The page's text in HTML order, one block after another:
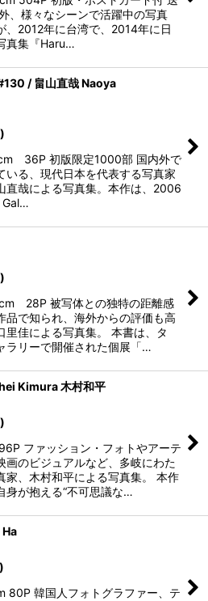
、様々なシーンで活躍中の写真
、2012年に台湾で、2014年に日
真集『Haru…
/ 畠山直哉 Naoya
36P 初版限定1000部 国内外で
いる、現代日本を代表する写真家
直哉による写真集。本作は、2006
Gal…
28P 被写体との独特の距離感
品で知られ、海外からの評価も高
里佳による写真集。 本書は、タ
ラリーで開催された個展「…
Kimura 木村和平
ファッション・フォトやアーテ
画のビジュアルなど、多岐にわた
家、木村和平による写真集。 本作
身が抱える“不可思議な…
Ha
80P 韓国人フォトグラファー、テ